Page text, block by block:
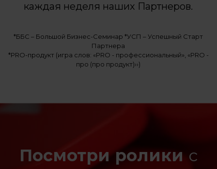
каждая неделя наших Партнеров.
*ББС – Большой Бизнес-Семинар *УСП – Успешный Старт
Партнера
*РRО-продукт (игра слов: «РRО - профессиональный», «РRО -
про (про продукт)››)
Посмотри роликис